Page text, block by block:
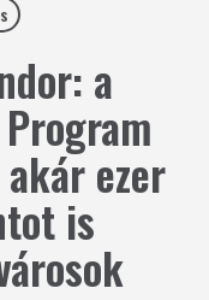
a
ezer
is